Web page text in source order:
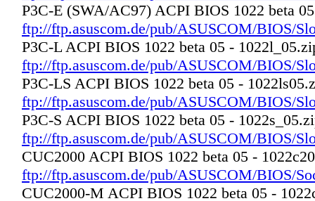
P3C-E (SWA/AC97) ACPI BIOS 1022 beta
ftp://ftp.asuscom.de/pub/ASUSCOM/BIOS/
P3C-L ACPI BIOS 1022 beta 05 -
ftp://ftp.asuscom.de/pub/ASUSCOM/BIOS/
P3C-LS ACPI BIOS 1022 beta 05 -
ftp://ftp.asuscom.de/pub/ASUSCOM/BIOS/
P3C-S ACPI BIOS 1022 beta 05 -
ftp://ftp.asuscom.de/pub/ASUSCOM/BIOS/
CUC2000 ACPI BIOS 1022 beta 05 -
ftp://ftp.asuscom.de/pub/ASUSCOM/BIOS/
CUC2000-M ACPI BIOS 1022 beta 05 -